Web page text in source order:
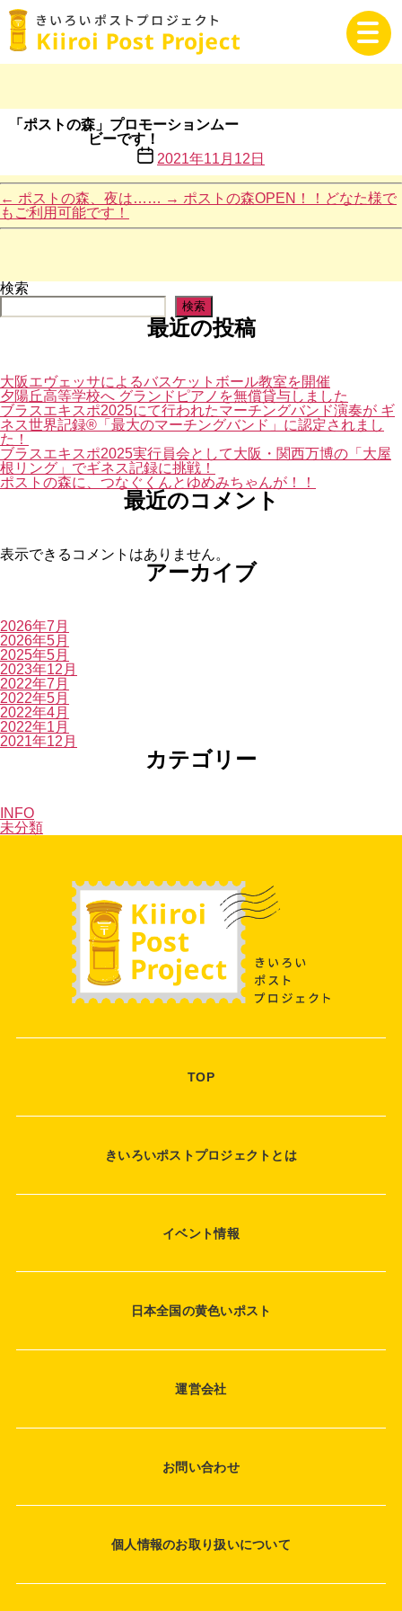
TOP
イベント情報
日本全国の黄色いポスト
個人情報のお取り扱いについて
「ポストの森」プロモーションムー
ビーです！
投
稿
日
2021年11月12日
← ポストの森、夜は…… → ポストの森OPEN！！どなた様で
もご利用可能です！
検索
検索
最近の投稿
大阪エヴェッサによるバスケットボール教室を開催
夕陽丘高等学校へ グランドピアノを無償貸与しました
ブラスエキスポ2025にて行われたマーチングバンド演奏が ギ
ネス世界記録®「最大のマーチングバンド」に認定されまし
た！
ブラスエキスポ2025実行員会として大阪・関西万博の「大屋
根リング」でギネス記録に挑戦！
ポストの森に、つなぐくんとゆめみちゃんが！！
最近のコメント
表示できるコメントはありません。
アーカイブ
2026年7月
2026年5月
2025年5月
2023年12月
2022年7月
2022年5月
2022年4月
2022年1月
2021年12月
カテゴリー
INFO
未分類
TOP
きいろいポストプロジェクトとは
イベント情報
日本全国の黄色いポスト
運営会社
お問い合わせ
個人情報のお取り扱いについて